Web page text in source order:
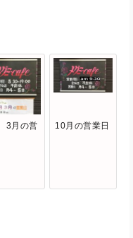
3月の営
10月の営業日